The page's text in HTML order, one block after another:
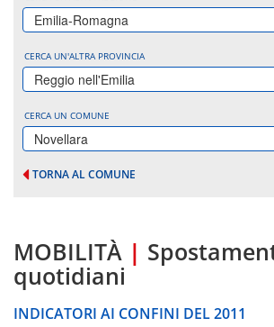
Emilia-Romagna
CERCA UN'ALTRA PROVINCIA
Reggio nell'Emilia
CERCA UN COMUNE
Novellara
TORNA AL COMUNE
MOBILITÀ |
quotidiani
INDICATORI AI CONFINI DEL 2011